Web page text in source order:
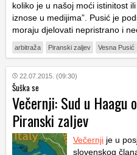
koliko je u našoj moći istinitost
iznose u medijima”. Pusić je
moraju djelovati nepristrano i
arbitraža Piranski zaljev Vesna Pusić
22.07.2015. (09:30)
Šuška se
Večernji: Sud u Haagu
Piranski zaljev
Večernji je u
slovenskog